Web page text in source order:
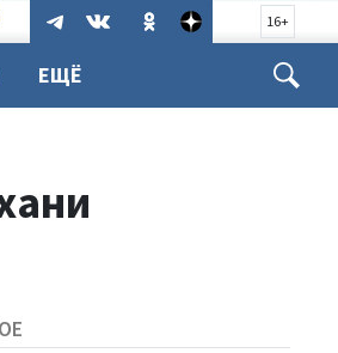
16+
ЕЩЁ